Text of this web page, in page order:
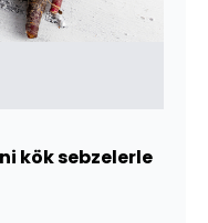
kök sebzelerle